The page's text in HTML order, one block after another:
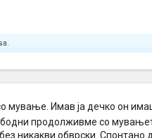
мување. Имав ја дечко он
продолживме со
никакви обврски. Спонтано